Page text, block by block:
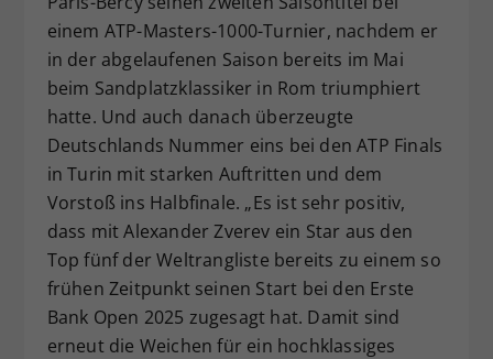
einem ATP-Masters-1000-Turnier, nachdem er
in der abgelaufenen Saison bereits im Mai
beim Sandplatzklassiker in Rom triumphiert
hatte. Und auch danach überzeugte
Deutschlands Nummer eins bei den ATP Finals
in Turin mit starken Auftritten und dem
Vorstoß ins Halbfinale. „Es ist sehr positiv,
dass mit Alexander Zverev ein Star aus den
Top fünf der Weltrangliste bereits zu einem so
frühen Zeitpunkt seinen Start bei den Erste
Bank Open 2025 zugesagt hat. Damit sind
erneut die Weichen für ein hochklassiges